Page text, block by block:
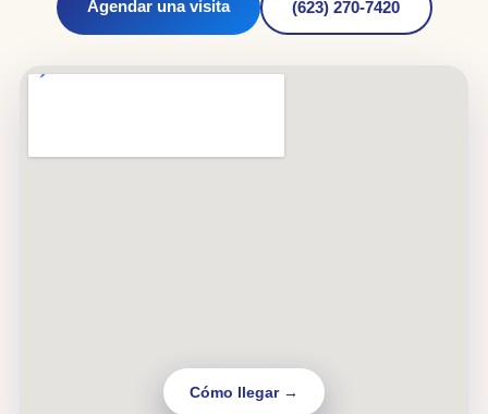
Agendar una visita (623) 270-7420
Cómo llegar →